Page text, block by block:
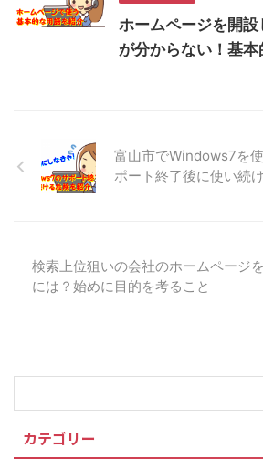
ホームページを開
が分からない！基
富山市でWindows7を
ポート終了後に使い続
検索上位狙いの会社のホームページ
には？始めに目的を考ること
カテゴリー